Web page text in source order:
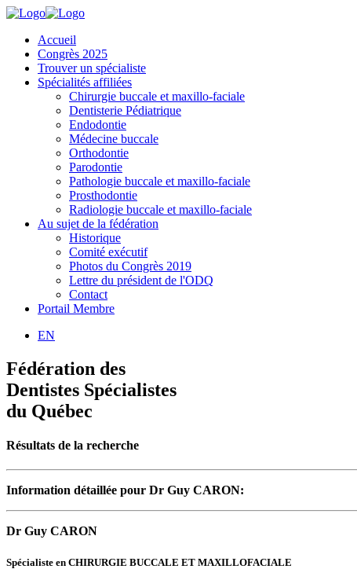
Accueil
Congrès 2025
Trouver un spécialiste
Spécialités affiliées
Chirurgie buccale et maxillo-faciale
Dentisterie Pédiatrique
Endodontie
Médecine buccale
Orthodontie
Parodontie
Pathologie buccale et maxillo-faciale
Prosthodontie
Radiologie buccale et maxillo-faciale
Au sujet de la fédération
Historique
Comité exécutif
Photos du Congrès 2019
Lettre du président de l'ODQ
Contact
Portail Membre
EN
Fédération des
Dentistes Spécialistes
du Québec
Résultats de la recherche
Information détaillée pour Dr Guy CARON:
Dr Guy CARON
Spécialiste en CHIRURGIE BUCCALE ET MAXILLOFACIALE